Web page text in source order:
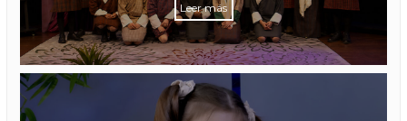
Leer más